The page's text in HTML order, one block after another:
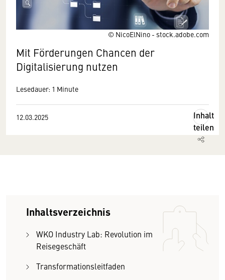
© NicoElNino - stock.adobe.com
Mit Förderungen Chancen der
Digitalisierung nutzen
Lesedauer: 1 Minute
12.03.2025
Inhalt
teilen
Inhaltsverzeichnis
WKO Industry Lab: Revolution im
Reisegeschäft
Transformationsleitfaden